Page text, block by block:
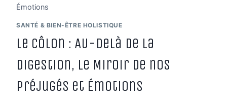
Émotions
SANTÉ & BIEN-ÊTRE HOLISTIQUE
Le Côlon : Au-delà de la
Digestion, le Miroir de nos
Préjugés et Émotions